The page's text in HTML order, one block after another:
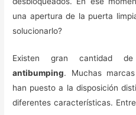
una apertura de la puerta
solucionarlo?
Existen gran cantidad
antibumping. Muchas
han puesto a la disposición
diferentes características.